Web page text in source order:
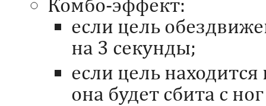
если цель
на 3 секунды;
если цель
она будет сбита с